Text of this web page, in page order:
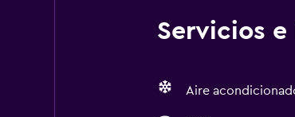
Servicios
Aire